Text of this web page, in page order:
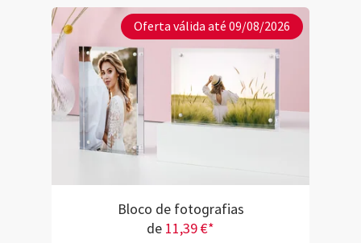
Oferta válida até 09/08/2026
Bloco de fotografias
de 11,39 €*